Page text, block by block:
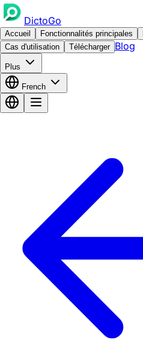
DictoGo
Accueil Fonctionnalités principales
Cas d'utilisation
Télécharger Blog
Plus
French